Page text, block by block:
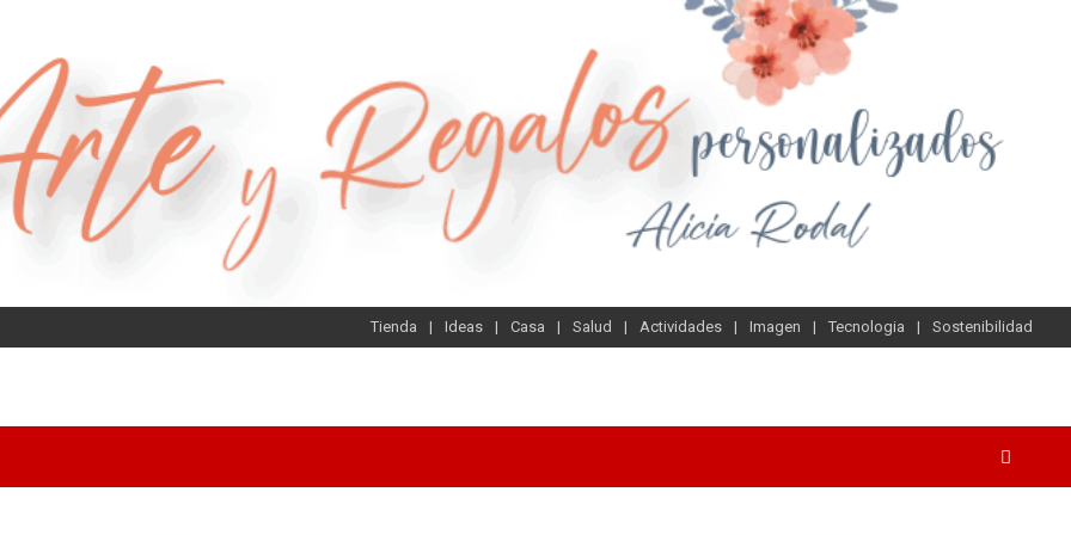
Tienda Ideas Casa Salud Actividades Imagen Tecnologia Sostenibilidad